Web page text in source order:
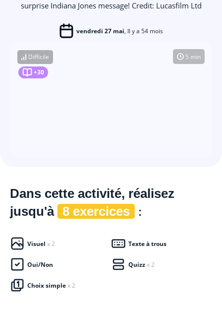
surprise Indiana Jones message! Credit: Lucasfilm Ltd
vendredi 27 mai, Il y a 54 mois
Difficile
+30
5 min
Dans cette activité, réalisez
jusqu'à 8 exercices :
Visuel x 2 Texte à trous
Oui/Non Quizzx 2
Choix simplex 2